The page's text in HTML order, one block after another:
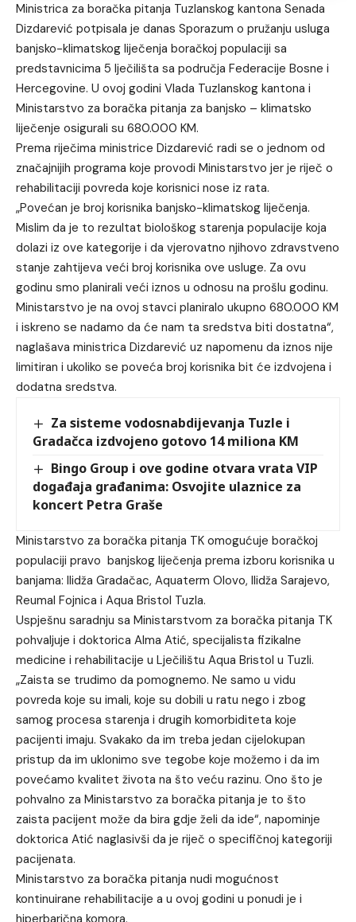
Ministrica za boračka pitanja Tuzlanskog kantona Senada
Dizdarević potpisala je danas Sporazum o pružanju usluga
banjsko-klimatskog liječenja boračkoj populaciji sa
predstavnicima 5 lječilišta sa područja Federacije Bosne i
Hercegovine. U ovoj godini Vlada Tuzlanskog kantona i
Ministarstvo za boračka pitanja za banjsko – klimatsko
liječenje osigurali su 680.000 KM.
Prema riječima ministrice Dizdarević radi se o jednom od
značajnijih programa koje provodi Ministarstvo jer je riječ o
rehabilitaciji povreda koje korisnici nose iz rata.
„Povećan je broj korisnika banjsko-klimatskog liječenja.
Mislim da je to rezultat biološkog starenja populacije koja
dolazi iz ove kategorije i da vjerovatno njihovo zdravstveno
stanje zahtijeva veći broj korisnika ove usluge. Za ovu
godinu smo planirali veći iznos u odnosu na prošlu godinu.
Ministarstvo je na ovoj stavci planiralo ukupno 680.000 KM
i iskreno se nadamo da će nam ta sredstva biti dostatna“,
naglašava ministrica Dizdarević uz napomenu da iznos nije
limitiran i ukoliko se poveća broj korisnika bit će izdvojena i
dodatna sredstva.
Za sisteme vodosnabdijevanja Tuzle i
Gradačca izdvojeno gotovo 14 miliona KM
Bingo Group i ove godine otvara vrata VIP
događaja građanima: Osvojite ulaznice za
koncert Petra Graše
Ministarstvo za boračka pitanja TK omogućuje boračkoj
populaciji pravo banjskog liječenja prema izboru korisnika u
banjama: Ilidža Gradačac, Aquaterm Olovo, Ilidža Sarajevo,
Reumal Fojnica i Aqua Bristol Tuzla.
Uspješnu saradnju sa Ministarstvom za boračka pitanja TK
pohvaljuje i doktorica Alma Atić, specijalista fizikalne
medicine i rehabilitacije u Lječilištu Aqua Bristol u Tuzli.
„Zaista se trudimo da pomognemo. Ne samo u vidu
povreda koje su imali, koje su dobili u ratu nego i zbog
samog procesa starenja i drugih komorbiditeta koje
pacijenti imaju. Svakako da im treba jedan cijelokupan
pristup da im uklonimo sve tegobe koje možemo i da im
povećamo kvalitet života na što veću razinu. Ono što je
pohvalno za Ministarstvo za boračka pitanja je to što
zaista pacijent može da bira gdje želi da ide“, napominje
doktorica Atić naglasivši da je riječ o specifičnoj kategoriji
pacijenata.
Ministarstvo za boračka pitanja nudi mogućnost
kontinuirane rehabilitacije a u ovoj godini u ponudi je i